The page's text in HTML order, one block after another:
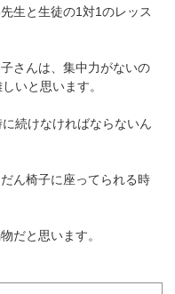
生と生徒の1対1のレッス
さんは、集中力がないの
いと思います。
続けなければならないん
ん椅子に座ってられる時
だと思います。